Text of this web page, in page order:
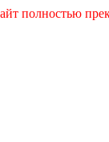
полностью